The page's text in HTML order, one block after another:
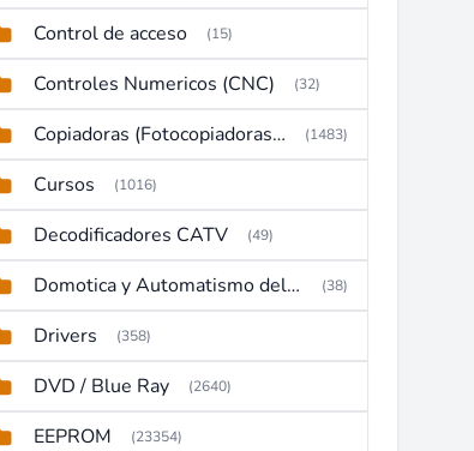
Control de acceso (15)
Controles Numericos (CNC) (32)
Copiadoras (Fotocopiadoras, Multifunctions, Ploter, etc) (1483)
Cursos (1016)
Decodificadores CATV (49)
Domotica y Automatismo del hogar (38)
Drivers (358)
DVD / Blue Ray (2640)
EEPROM (23354)